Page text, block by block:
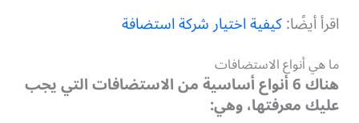
اقرأ أيضًا:كيفية اختيار شركة استضافة
ما هي أنواع الاستضافات
هناك 6 أنواع أساسية من الاستضافات التي يجب
عليك معرفتها، وهي: